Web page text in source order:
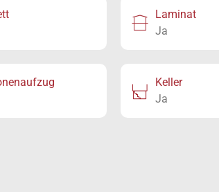
Laminat
Ja
Keller
Ja